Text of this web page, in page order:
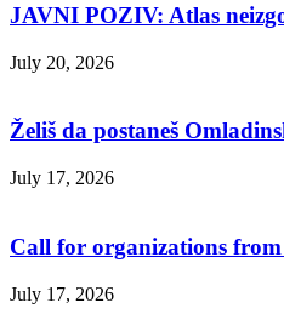
JAVNI POZIV: Atlas
July 20, 2026
Želiš da postaneš
July 17, 2026
Call for organizations
July 17, 2026